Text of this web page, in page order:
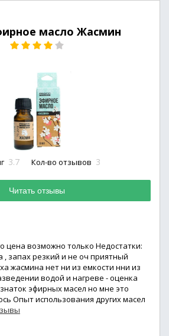
масло Жасмин
3.7 Кол-во отзывов 3
Читать отзывы
цена возможно только Недостатки:
, запах резкий и не оч приятный
жасмина нет ни из емкости нни из
водой и нагреве - оценка
эфирных масел но мне это
Опыт использования других масел